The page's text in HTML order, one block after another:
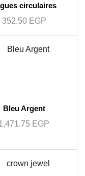
circulaires
352.50 EGP
Bleu Argent
EGP